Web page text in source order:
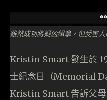
雖然成功將疑凶緝拿，但受害
Kristin Smart 發生於
士紀念日（Memorial
Kristin Smart 告訴父母